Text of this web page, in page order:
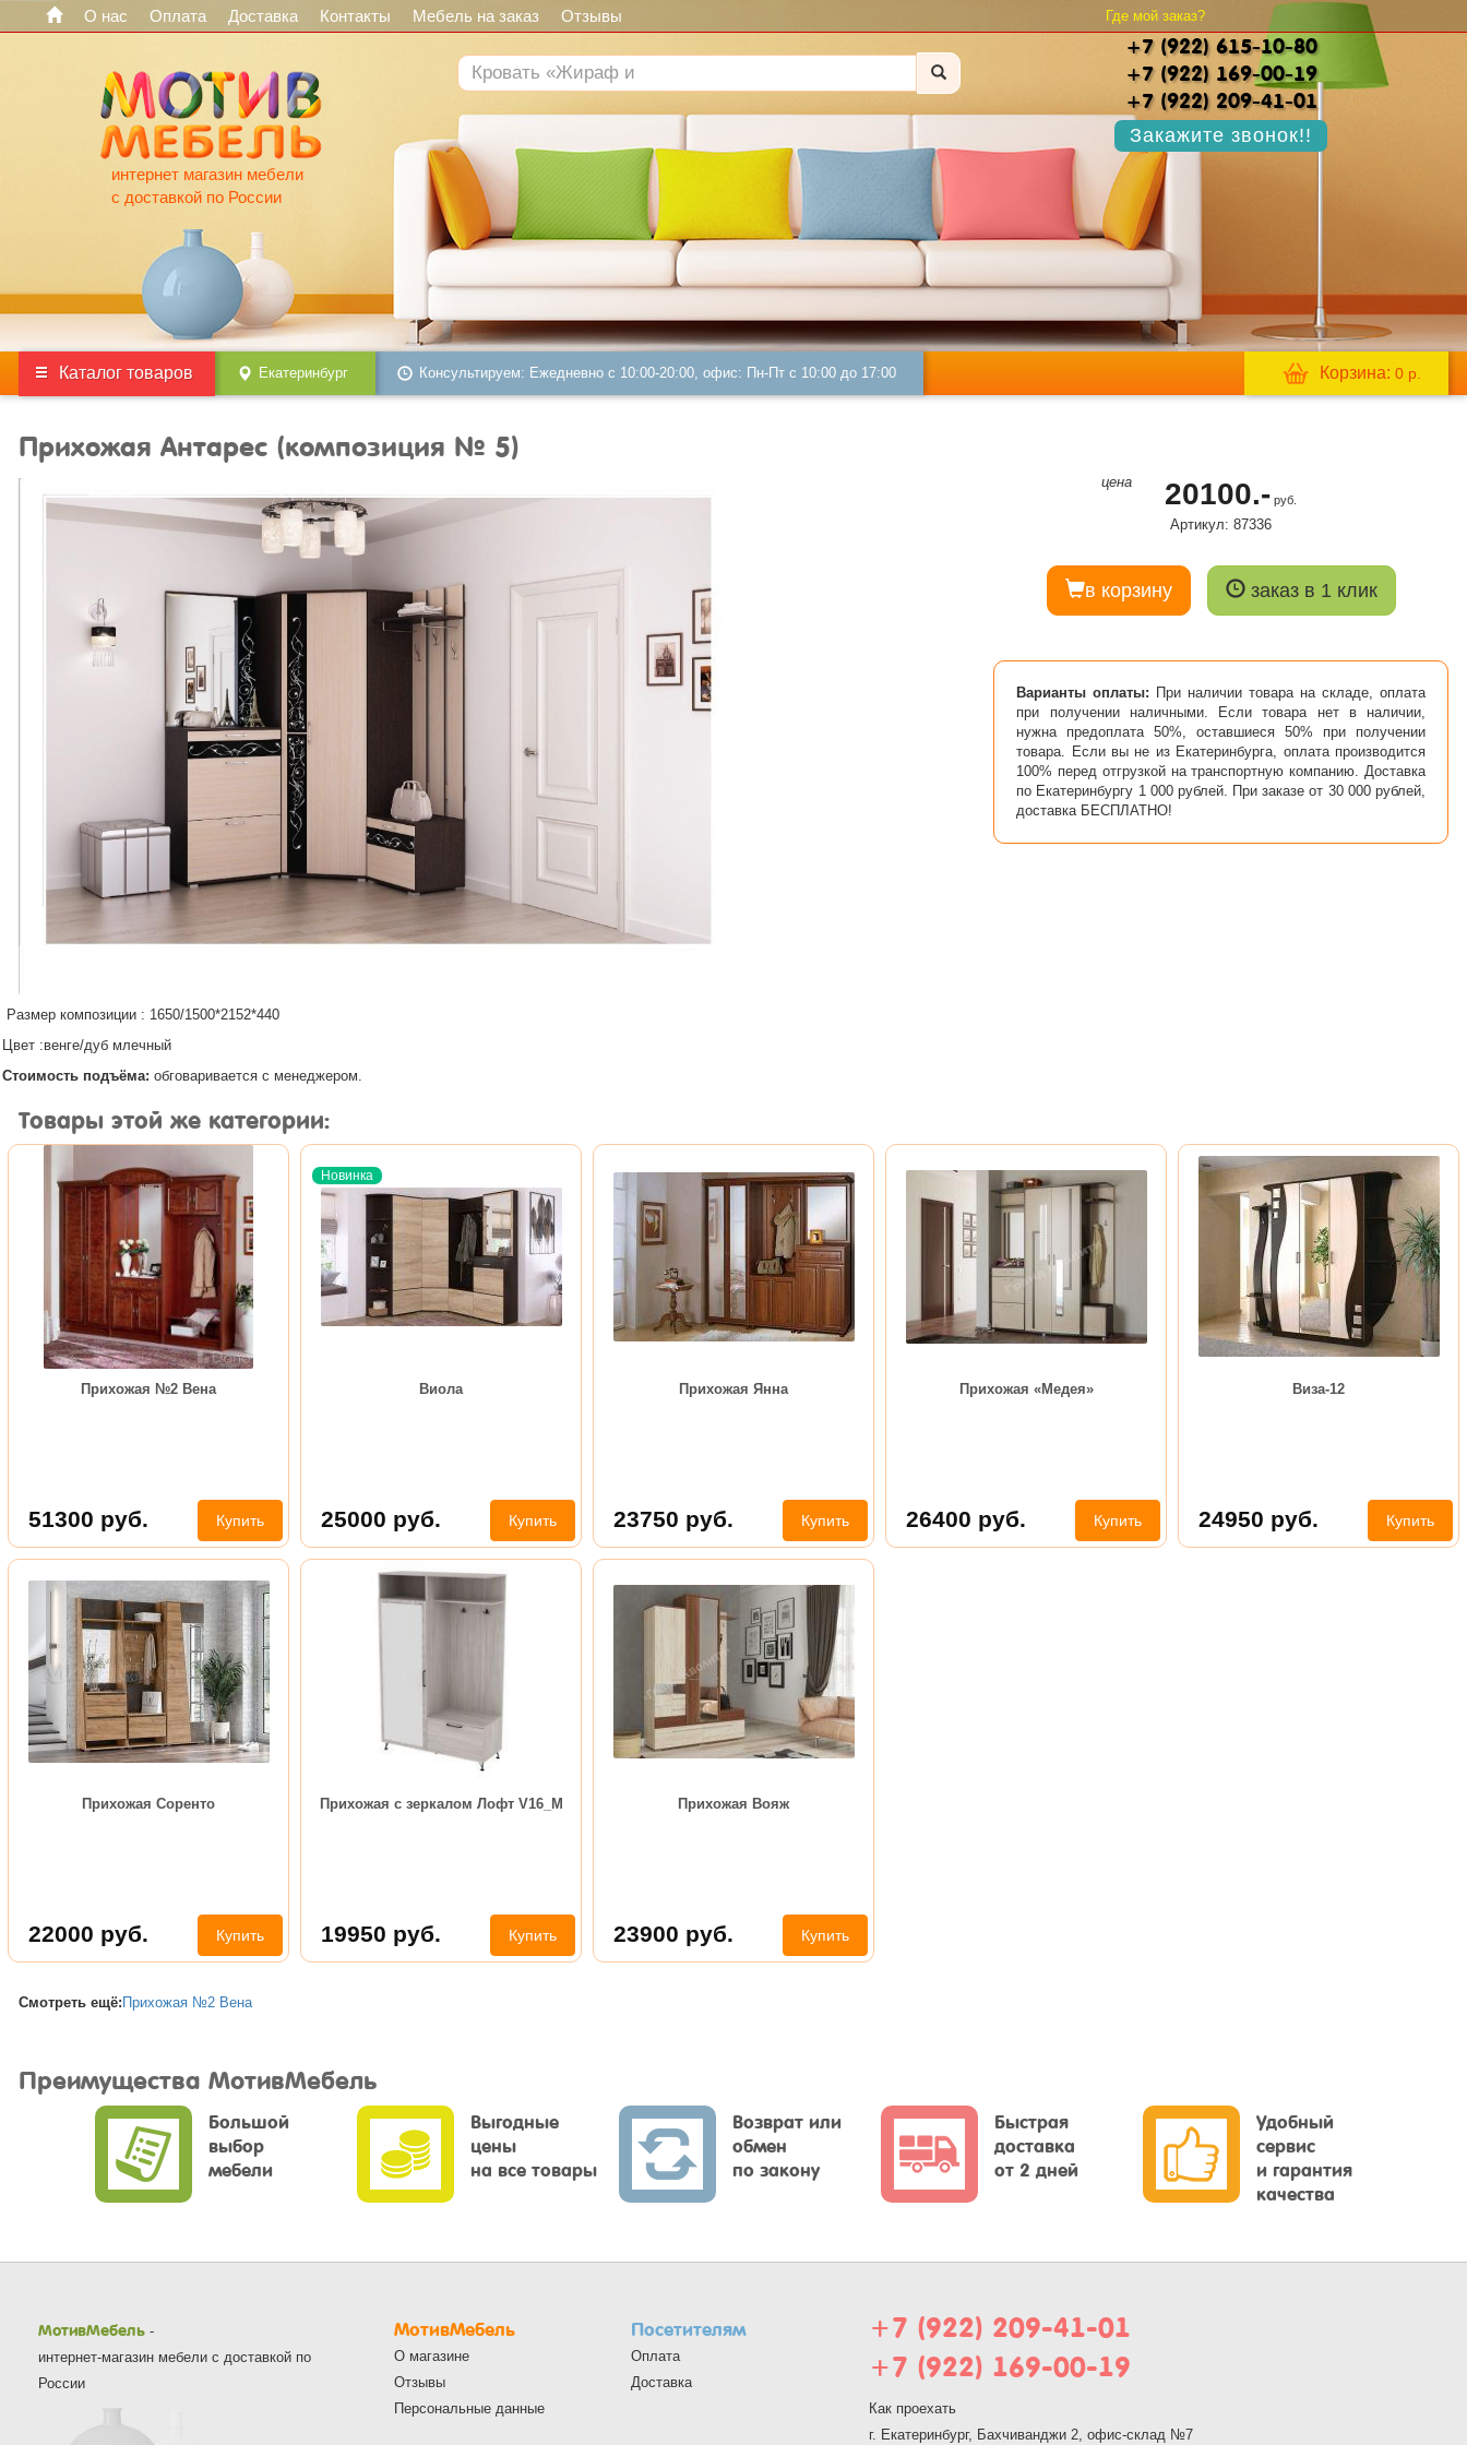
О нас Оплата Доставка Контакты Мебель на заказ Отзывы Где мой заказ?
интернет магазин мебели
с доставкой по России
+7 (922) 615-10-80
+7 (922) 169-00-19
+7 (922) 209-41-01
Закажите звонок!!
Каталог товаров Екатеринбург Консультируем: Ежедневно с 10:00-20:00, офис: Пн-Пт с 10:00 до 17:00 Корзина: 0 р.
Прихожая Антарес (композиция № 5)
цена 20100.-руб.
Артикул: 87336
в корзину заказ в 1 клик
Варианты оплаты: При наличии товара на складе, оплата
при получении наличными. Если товара нет в наличии,
нужна предоплата 50%, оставшиеся 50% при получении
товара. Если вы не из Екатеринбурга, оплата производится
100% перед отгрузкой на транспортную компанию. Доставка
по Екатеринбургу 1 000 рублей. При заказе от 30 000 рублей,
доставка БЕСПЛАТНО!
Размер композиции : 1650/1500*2152*440
Цвет :венге/дуб млечный
Стоимость подъёма: обговаривается с менеджером.
Товары этой же категории:
Прихожая №2 Вена
51300 руб. Купить
Виола
Новинка
25000 руб. Купить
Прихожая Янна
23750 руб. Купить
Прихожая «Медея»
26400 руб. Купить
Виза-12
24950 руб. Купить
Прихожая Соренто
22000 руб. Купить
Прихожая с зеркалом Лофт V16_M
19950 руб. Купить
Прихожая Вояж
23900 руб. Купить
Смотреть ещё: Прихожая №2 Вена
Преимущества МотивМебель
Большой
выбор
мебели
Выгодные
цены
на все товары
Возврат или
обмен
по закону
Быстрая
доставка
от 2 дней
Удобный
сервис
и гарантия
качества
МотивМебель -
интернет-магазин мебели с доставкой по
России
МотивМебель
О магазине
Отзывы
Персональные данные
Посетителям
Оплата
Доставка
+7 (922) 209-41-01
+7 (922) 169-00-19
Как проехать
г. Екатеринбург, Бахчиванджи 2, офис-склад №7